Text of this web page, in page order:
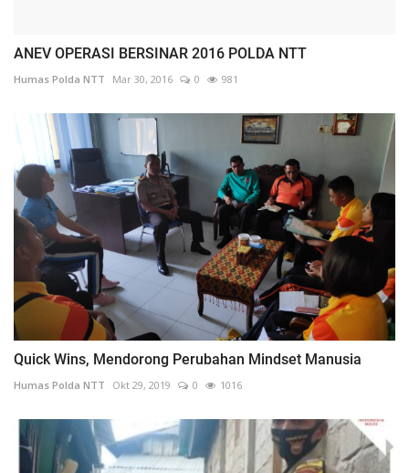
ANEV OPERASI BERSINAR 2016 POLDA NTT
Humas Polda NTT Mar 30, 2016 0 981
Quick Wins, Mendorong Perubahan Mindset Manusia
Humas Polda NTT Okt 29, 2019 0 1016